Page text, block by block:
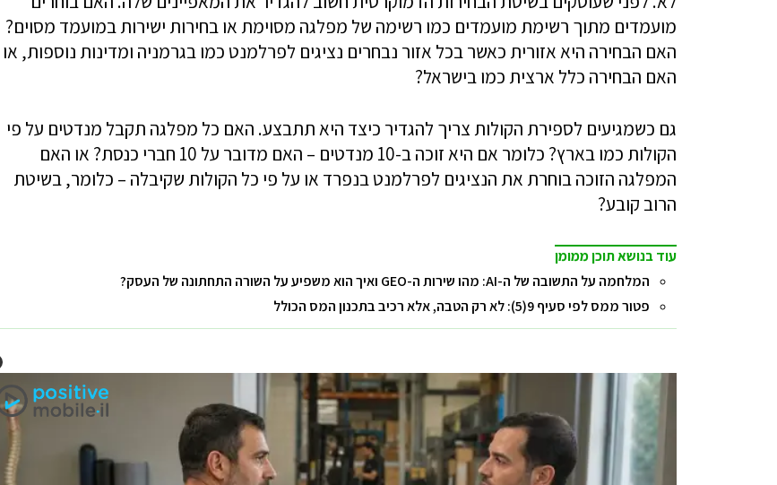
מועמדים מתוך רשימת מועמדים כמו רשימה של מפלגה מסוימת או בחירות ישירות במועמד מסוים?
האם הבחירה היא אזורית כאשר בכל אזור נבחרים נציגים לפרלמנט כמו בגרמניה ומדינות נוספות, או
האם הבחירה כלל ארצית כמו בישראל?
גם כשמגיעים לספירת הקולות צריך להגדיר כיצד היא תתבצע. האם כל מפלגה תקבל מנדטים על פי
הקולות כמו בארץ? כלומר אם היא זוכה ב-10 מנדטים – האם מדובר על 10 חברי כנסת? או האם
המפלגה הזוכה בוחרת את הנציגים לפרלמנט בנפרד או על פי כל הקולות שקיבלה – כלומר, בשיטת
הרוב קובע?
עוד בנושא תוכן ממומן
המלחמה על התשובה של ה-AI: מהו שירות ה-GEO ואיך הוא משפיע על השורה התחתונה של העסק?
פטור ממס לפי סעיף 9(5): לא רק הטבה, אלא רכיב בתכנון המס הכולל